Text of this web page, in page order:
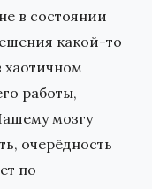
в состоянии
какой-то
хаотичном
работы,
мозгу
очерёдность
по